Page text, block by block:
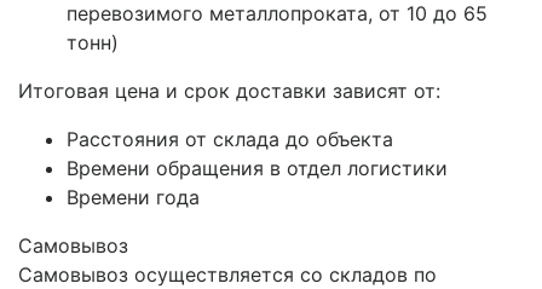
перевозимого металлопроката, от 10 до 65
тонн)
Итоговая цена и срок доставки зависят от:
Расстояния от склада до объекта
Времени обращения в отдел логистики
Времени года
Самовывоз
Самовывоз осуществляется со складов по